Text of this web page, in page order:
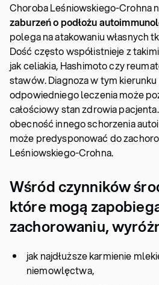
Choroba Leśniowskiego-Crohna
zaburzeń o podłożu
polega na atakowaniu własnych
Dość często współistnieje z
jak celiakia, Hashimoto czy
stawów. Diagnoza w tym
odpowiedniego leczenia może
całościowy stan zdrowia
obecność innego schorzenia
może predysponować do
Leśniowskiego-Crohna.
Wśród czynników
które mogą
zachorowaniu,
jak najdłuższe karmienie
niemowlęctwa,